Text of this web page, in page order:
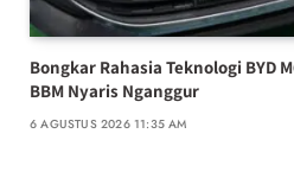
Bongkar Rahasia Teknologi BYD
BBM Nyaris Nganggur
6 AGUSTUS 2026 11:35 AM